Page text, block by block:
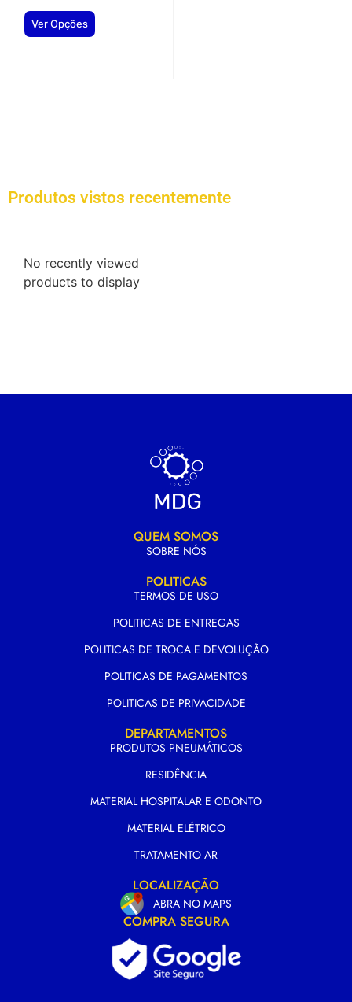
Ver Opções
Produtos vistos recentemente
No recently viewed
products to display
QUEM SOMOS
SOBRE NÓS
POLITICAS
TERMOS DE USO
POLITICAS DE ENTREGAS
POLITICAS DE TROCA E DEVOLUÇÃO
POLITICAS DE PAGAMENTOS
POLITICAS DE PRIVACIDADE
DEPARTAMENTOS
PRODUTOS PNEUMÁTICOS
RESIDÊNCIA
MATERIAL HOSPITALAR E ODONTO
MATERIAL ELÉTRICO
TRATAMENTO AR
LOCALIZAÇÃO
ABRA NO MAPS
COMPRA SEGURA